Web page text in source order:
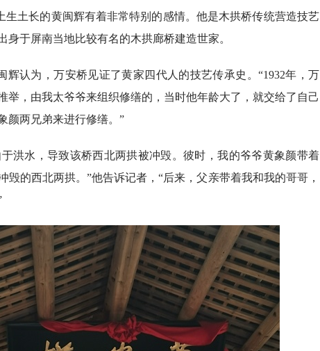
生土长的黄闽辉有着非常特别的感情。他是木拱桥传统营造技艺
身于屏南当地比较有名的木拱廊桥建造世家。
辉认为，万安桥见证了黄家四代人的技艺传承史。“1932年，万
举，由我太爷爷来组织修缮的，当时他年龄大了，就交给了自己
颜两兄弟来进行修缮。”
洪水，导致该桥西北两拱被冲毁。彼时，我的爷爷黄象颜带着
毁的西北两拱。”他告诉记者，“后来，父亲带着我和我的哥哥，